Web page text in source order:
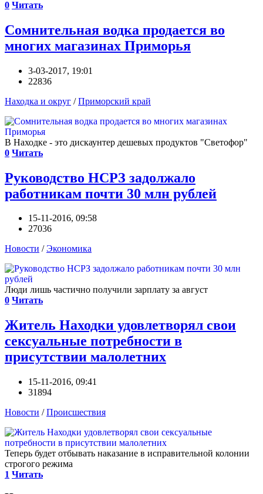
0 Читать
Сомнительная водка продается во
многих магазинах Приморья
3-03-2017, 19:01
22836
Находка и округ /Приморский край
В Находке - это дискаунтер дешевых продуктов "Светофор"
0 Читать
Руководство НСРЗ задолжало
работникам почти 30 млн рублей
15-11-2016, 09:58
27036
Новости /Экономика
Люди лишь частично получили зарплату за август
0 Читать
Житель Находки удовлетворял свои
сексуальные потребности в
присутствии малолетних
15-11-2016, 09:41
31894
Новости /Происшествия
Теперь будет отбывать наказание в исправительной колонии
строгого режима
1 Читать